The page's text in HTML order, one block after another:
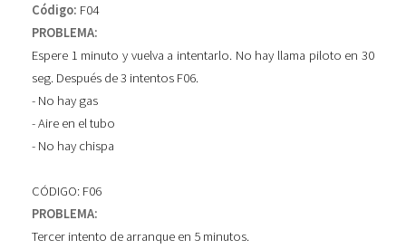
Código: F04
PROBLEMA:
Espere 1 minuto y vuelva a intentarlo. No hay llama piloto en 30
seg. Después de 3 intentos F06.
- No hay gas
- Aire en el tubo
- No hay chispa
CÓDIGO: F06
PROBLEMA:
Tercer intento de arranque en 5 minutos.